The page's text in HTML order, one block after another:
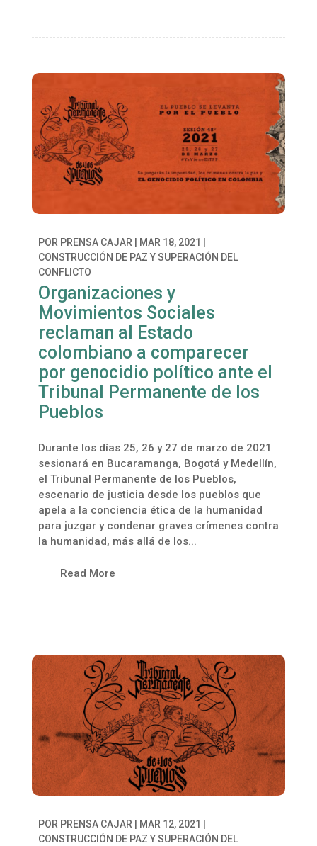
POR PRENSA CAJAR MAR 18, 2021
CONSTRUCCIÓN DE PAZ Y SUPERACIÓN DEL
CONFLICTO
Organizaciones y
Movimientos Sociales
reclaman al Estado
colombiano a comparecer
por genocidio político ante el
Tribunal Permanente de los
Pueblos
Durante los días 25, 26 y 27 de marzo de 2021
sesionará en Bucaramanga, Bogotá y Medellín,
el Tribunal Permanente de los Pueblos,
escenario de justicia desde los pueblos que
apela a la conciencia ética de la humanidad
para juzgar y condenar graves crímenes contra
la humanidad, más allá de los...
Read More
POR PRENSA CAJAR| MAR 12, 2021
CONSTRUCCIÓN DE PAZ Y SUPERACIÓN DEL